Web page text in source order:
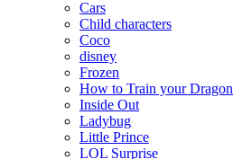
Cars
Child characters
Coco
disney
Frozen
How to Train your Dragon
Inside Out
Ladybug
Little Prince
LOL Surprise